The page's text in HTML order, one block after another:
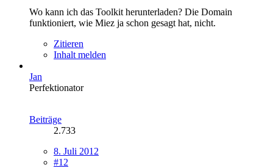
Wo kann ich das Toolkit herunterladen? Die Domain
funktioniert, wie Miez ja schon gesagt hat, nicht.
Zitieren
Inhalt melden
Jan
Perfektionator
Beiträge
2.733
8. Juli 2012
#12